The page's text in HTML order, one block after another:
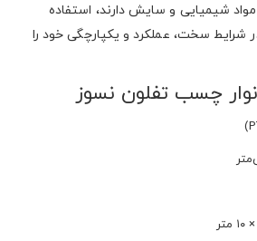
مواد شیمیایی و سایش دارند، استفاده
شرایط سخت، عملکرد و یکپارچگی خود را
چسب تفلون نسوز